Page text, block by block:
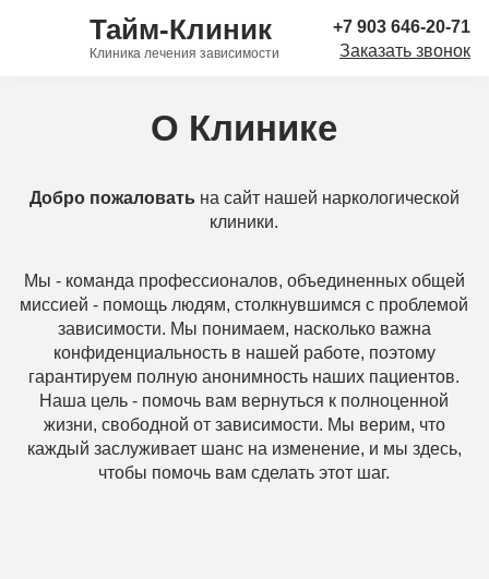
Тайм-Клиник
Клиника лечения зависимости
+7 903 646-20-71
Заказать звонок
О Клинике
Добро пожаловать на сайт нашей наркологической
клиники.
Мы - команда профессионалов, объединенных общей
миссией - помощь людям, столкнувшимся с проблемой
зависимости. Мы понимаем, насколько важна
конфиденциальность в нашей работе, поэтому
гарантируем полную анонимность наших пациентов.
Наша цель - помочь вам вернуться к полноценной
жизни, свободной от зависимости. Мы верим, что
каждый заслуживает шанс на изменение, и мы здесь,
чтобы помочь вам сделать этот шаг.